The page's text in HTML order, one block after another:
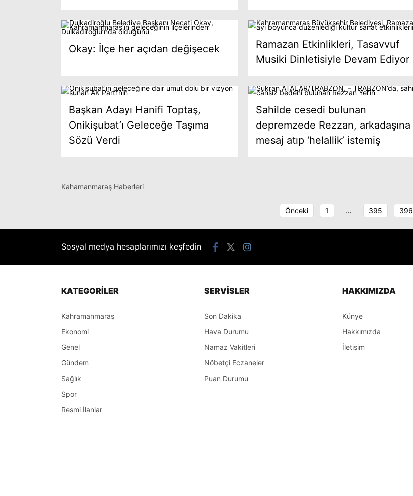
Okay: İlçe her açıdan değişecek
Ramazan Etkinlikleri, Tasavvuf
Musiki Dinletisiyle Devam Ediyor
Başkan Adayı Hanifi Toptaş,
Onikişubat’ı Geleceğe Taşıma
Sözü Verdi
Sahilde cesedi bulunan
depremzede Rezzan, arkadaşına
mesaj atıp ‘helallik’ istemiş
Kahamanmaraş Haberleri
Önceki 1 … 395 396
Sosyal medya hesaplarımızı keşfedin
KATEGORİLER
Kahramanmaraş
Ekonomi
Genel
Gündem
Sağlık
Spor
Resmi İlanlar
SERVİSLER
Son Dakika
Hava Durumu
Namaz Vakitleri
Nöbetçi Eczaneler
Puan Durumu
HAKKIMIZDA
Künye
Hakkımızda
İletişim